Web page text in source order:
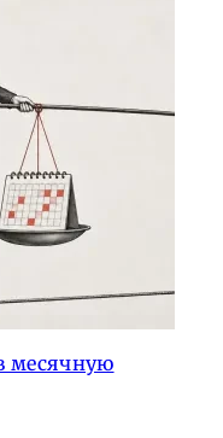
месячную